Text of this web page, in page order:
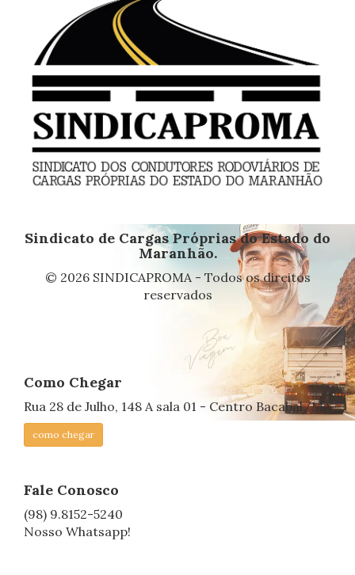
Sindicato de Cargas Próprias do Estado do
Maranhão.
© 2026 SINDICAPROMA - Todos os direitos
reservados
Como Chegar
Rua 28 de Julho, 148 A sala 01 - Centro Bacabal/MA
como chegar
Fale Conosco
(98) 9.8152-5240
Nosso Whatsapp!